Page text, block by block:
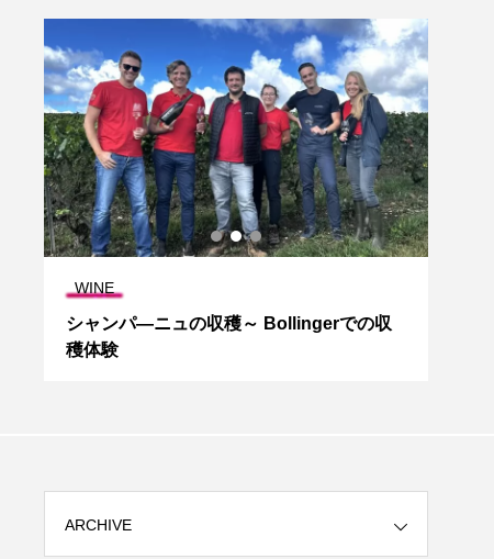
FOOD＆RECIPE
ワインに合う簡単レシピ Vol.02 アルザスの
ゲヴュルツトラミネールに合わせるのは
ARCHIVE